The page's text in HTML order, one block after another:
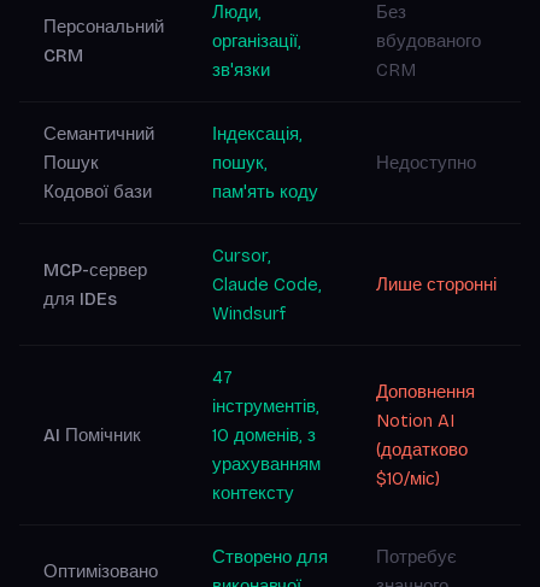
Персональний
CRM
Люди,
організації,
зв'язки
Без
вбудованого
CRM
Семантичний
Пошук
Кодової бази
Індексація,
пошук,
пам'ять коду
Недоступно
MCP-сервер
для IDEs
Cursor,
Claude Code,
Windsurf
Лише сторонні
AI Помічник
47
інструментів,
10 доменів, з
урахуванням
контексту
Доповнення
Notion AI
(додатково
$10/міс)
Оптимізовано
Створено для
Потребує